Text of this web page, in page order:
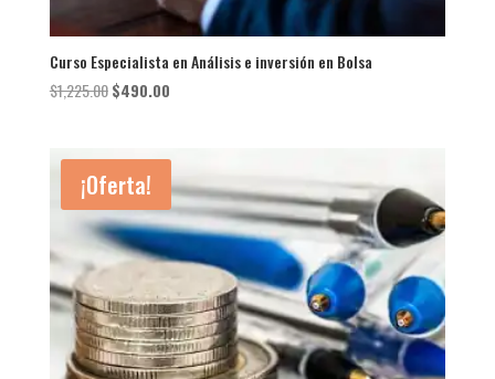
Curso Especialista en Análisis e inversión en Bolsa
$1,225.00 El
era:
$1,225.00.
$490.00El
es:
$490.00.
¡Oferta!